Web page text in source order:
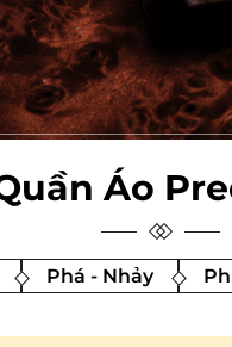
Áo
Phá - Nhảy